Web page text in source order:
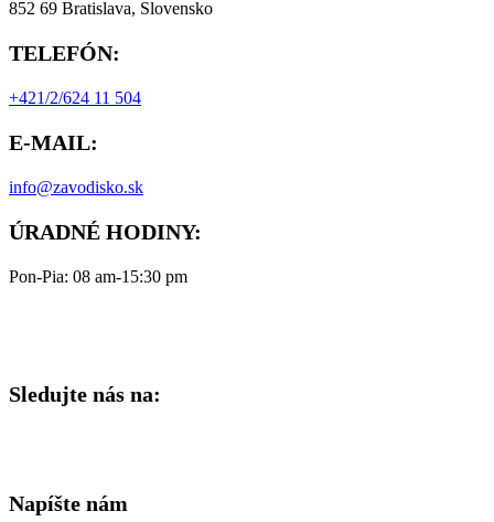
852 69 Bratislava, Slovensko
TELEFÓN:
+421/2/624 11 504
E-MAIL:
info@zavodisko.sk
ÚRADNÉ HODINY:
Pon-Pia: 08 am-15:30 pm
Sledujte nás na:
Napíšte nám